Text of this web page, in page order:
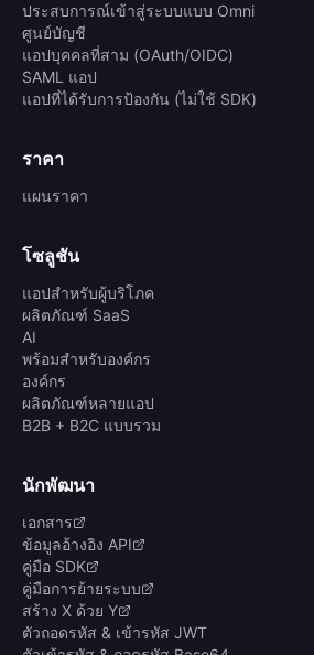
ประสบการณ์เข้าสู่ระบบแบบ Omni
ศูนย์บัญชี
แอปบุคคลที่สาม (OAuth/OIDC)
SAML แอป
แอปที่ได้รับการป้องกัน (ไม่ใช้ SDK)
ราคา
แผนราคา
โซลูชัน
แอปสำหรับผู้บริโภค
ผลิตภัณฑ์ SaaS
AI
พร้อมสำหรับองค์กร
องค์กร
ผลิตภัณฑ์หลายแอป
B2B + B2C แบบรวม
นักพัฒนา
เอกสาร
ข้อมูลอ้างอิง API
คู่มือ SDK
คู่มือการย้ายระบบ
สร้าง X ด้วย Y
ตัวถอดรหัส & เข้ารหัส JWT